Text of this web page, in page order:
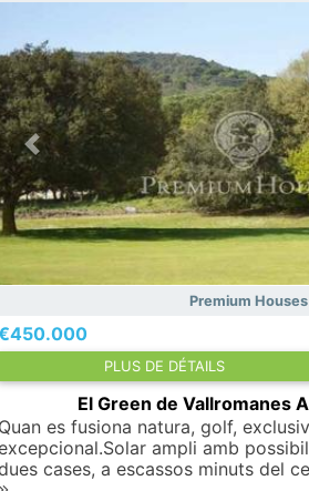
Premium Houses
PLUS DE DÉTAILS
El Green de Vallromanes
es fusiona natura, golf,
ampli amb
cases, a escassos minuts del